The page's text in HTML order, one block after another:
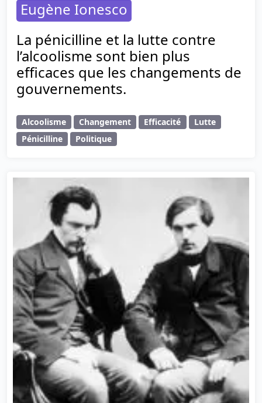
Eugène Ionesco
La pénicilline et la lutte contre
l’alcoolisme sont bien plus
efficaces que les changements de
gouvernements.
Alcoolisme Changement Efficacité
Lutte
Pénicilline
Politique